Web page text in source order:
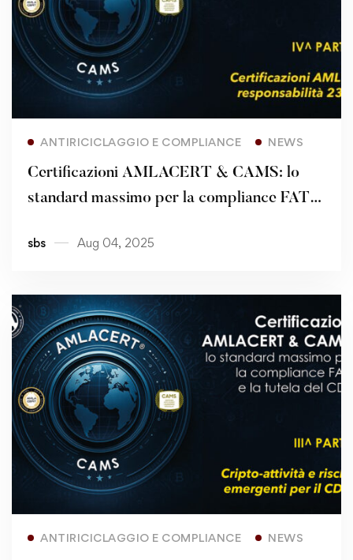
ANTIRICICLAGGIO E COMPLIANCE NEWS
Certificazioni AMLACERT & CAMS: lo
standard massimo per la compliance FATF
sbs Aug 04, 2025
ANTIRICICLAGGIO E COMPLIANCE NEWS